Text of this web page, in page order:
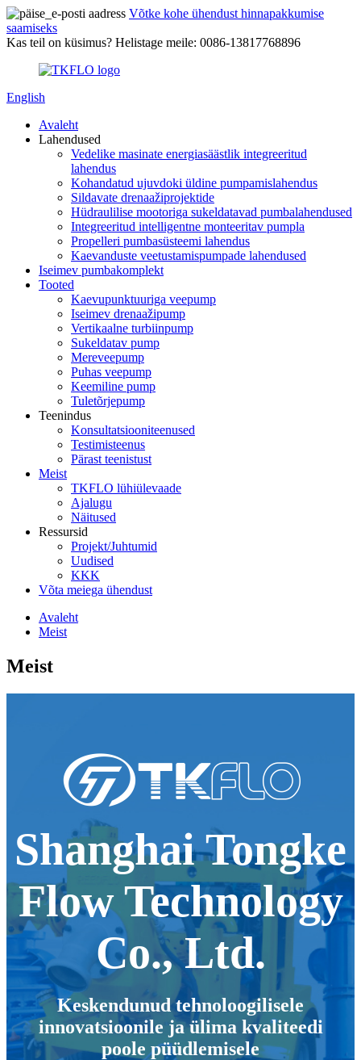
Võtke kohe ühendust hinnapakkumise
saamiseks
Kas teil on küsimus? Helistage meile: 0086-13817768896
English
Avaleht
Lahendused
Vedelike masinate energiasäästlik integreeritud
lahendus
Kohandatud ujuvdoki üldine pumpamislahendus
Sildavate drenaažiprojektide
Hüdraulilise mootoriga sukeldatavad pumbalahendused
Integreeritud intelligentne monteeritav pumpla
Propelleri pumbasüsteemi lahendus
Kaevanduste veetustamispumpade lahendused
Iseimev pumbakomplekt
Tooted
Kaevupunktuuriga veepump
Iseimev drenaažipump
Vertikaalne turbiinpump
Sukeldatav pump
Mereveepump
Puhas veepump
Keemiline pump
Tuletõrjepump
Teenindus
Konsultatsiooniteenused
Testimisteenus
Pärast teenistust
Meist
TKFLO lühiülevaade
Ajalugu
Näitused
Ressursid
Projekt/Juhtumid
Uudised
KKK
Võta meiega ühendust
Avaleht
Meist
Meist
Shanghai Tongke
Flow Technology
Co., Ltd.
Keskendunud tehnoloogilisele
innovatsioonile ja ülima kvaliteedi
poole püüdlemisele